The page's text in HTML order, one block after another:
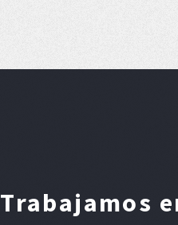
Trabajamos